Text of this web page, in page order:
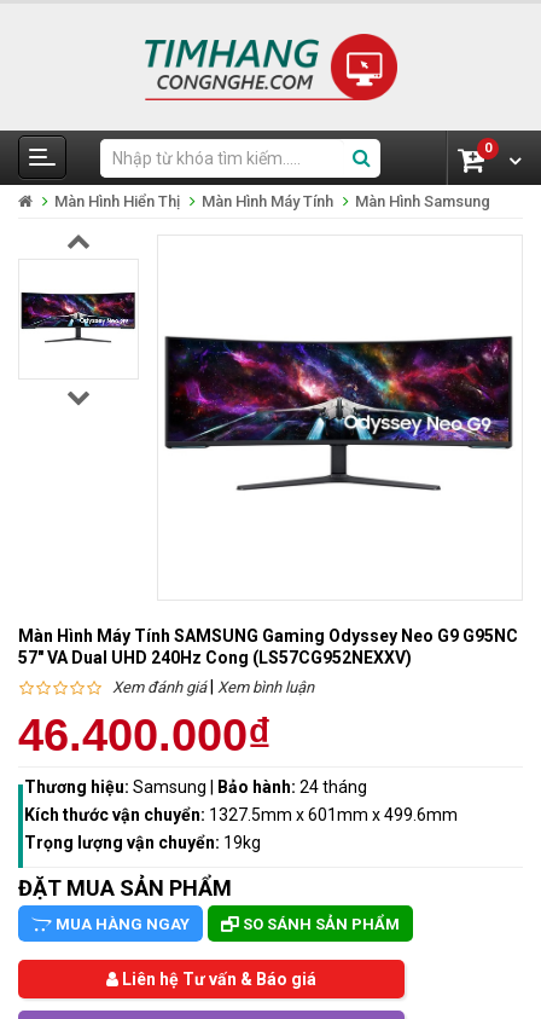
0
Màn Hình Hiển Thị Màn Hình Máy Tính Màn Hình Samsung
Màn Hình Máy Tính SAMSUNG Gaming Odyssey Neo G9 G95NC
57" VA Dual UHD 240Hz Cong (LS57CG952NEXXV)
Xem đánh giá| Xem bình luận
46.400.000₫
Thương hiệu: Samsung Bảo hành: 24 tháng
Kích thước vận chuyển: 1327.5mm x 601mm x 499.6mm
Trọng lượng vận chuyển: 19kg
ĐẶT MUA SẢN PHẨM
MUA HÀNG NGAY SO SÁNH SẢN PHẨM
Liên hệ Tư vấn & Báo giá